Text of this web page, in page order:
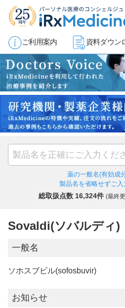
ご利用案内 資料ダウン
薬の一般名(有効成
製品名を省略せずご入
総取扱点数 16,324件 (最終
Sovaldi(ソバルディ)
一般名
ソホスブビル(sofosbuvir)
お知らせ